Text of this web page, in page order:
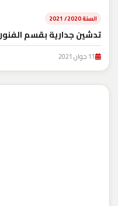
السنة 2020/ 2021
تدشين جدارية بقسم
11 جوان 2021